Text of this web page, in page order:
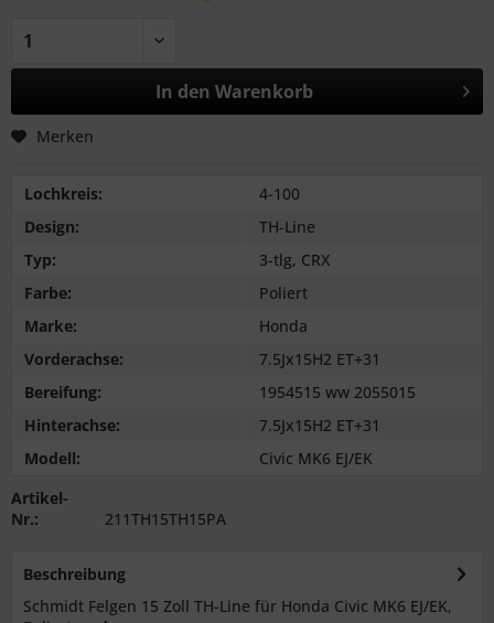
In den Warenkorb
Merken
Lochkreis:
4-100
Design:
TH-Line
Typ:
3-tlg, CRX
Farbe:
Poliert
Marke:
Honda
Vorderachse:
7.5Jx15H2 ET+31
Bereifung:
1954515 ww 2055015
Hinterachse:
7.5Jx15H2 ET+31
Modell:
Civic MK6 EJ/EK
Artikel-
Nr.:
211TH15TH15PA
Beschreibung
Schmidt Felgen 15 Zoll TH-Line für Honda Civic MK6 EJ/EK,